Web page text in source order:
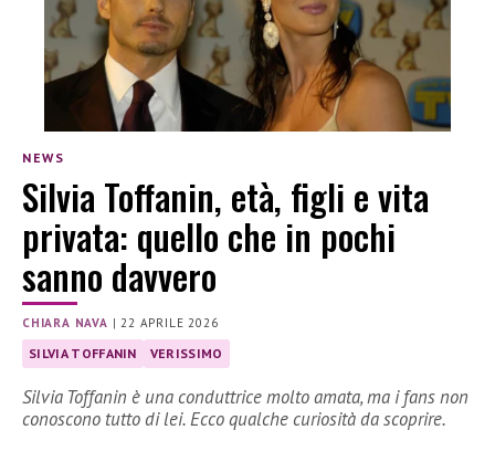
NEWS
Silvia Toffanin, età, figli e vita
privata: quello che in pochi
sanno davvero
CHIARA NAVA | 22 APRILE 2026
SILVIA TOFFANIN VERISSIMO
Silvia Toffanin è una conduttrice molto amata, ma i fans non
conoscono tutto di lei. Ecco qualche curiosità da scoprire.